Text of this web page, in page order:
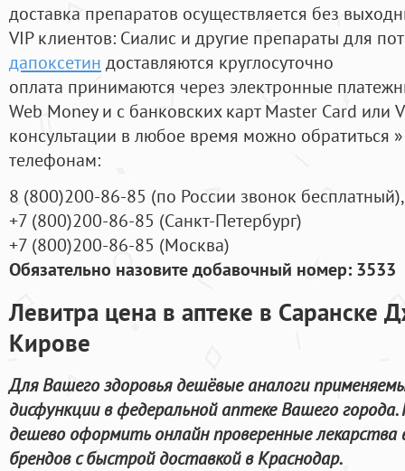
доставка препаратов осуществляется без
VIP клиентов: Сиалис и другие препараты для
дапоксетин доставляются круглосуточно
оплата принимаются через электронные
Web Money и с банковских карт Master Card или
консультации в любое время можно обратиться
телефонам:
8 (800)200-86-85 (по России звонок бесплатный),
+7 (800)200-86-85 (Санкт-Петербург)
+7 (800)200-86-85 (Москва)
Обязательно назовите добавочный номер: 3533
Левитра цена в аптеке в Саранске
Кирове
Для Вашего здоровья дешёвые аналоги
дисфункции в федеральной аптеке Вашего
дешево оформить онлайн проверенные лекарства
брендов с быстрой доставкой в Краснодар.